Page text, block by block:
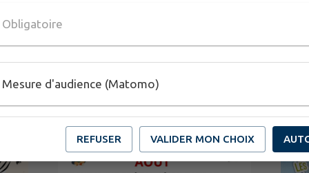
DEMON
Obligatoire
Mesure d'audience (Matomo)
REFUSER VALIDER MON CHOIX